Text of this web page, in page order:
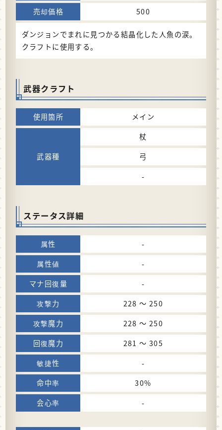
500
ダンジョンでまれに見つかる結晶化した人魚の涙。
クラフトに使用する。
武器クラフト
メイン
杖
弓
-
ステータス詳細
-
-
-
228 〜 250
228 〜 250
281 〜 305
-
30%
-